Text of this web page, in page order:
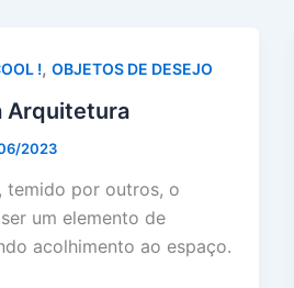
!, OBJETOS DE DESEJO
Arquitetura
2023
temido por outros, o
um elemento de
acolhimento ao espaço.